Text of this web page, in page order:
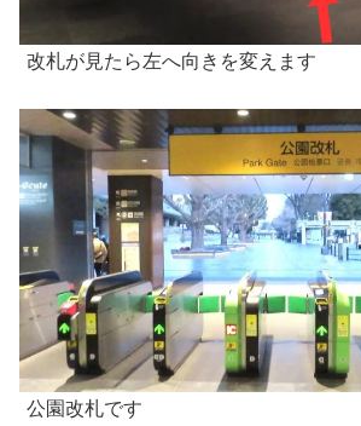
改札が見たら左へ向きを変えます
公園改札です